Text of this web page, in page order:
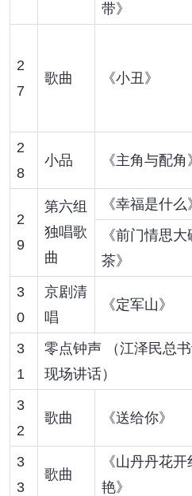
带》
2
7
歌曲 《小丑》
2
8
小品 《主角与配角
2
9
第六组
独唱歌
曲
《幸福是什么
《前门情思大
茶》
3
0
京剧清
唱
《定军山》
3
1
零点钟声 （江泽民总
现场讲话）
3
2
歌曲 《送给你》
3
3
歌曲
《山丹丹花
艳》